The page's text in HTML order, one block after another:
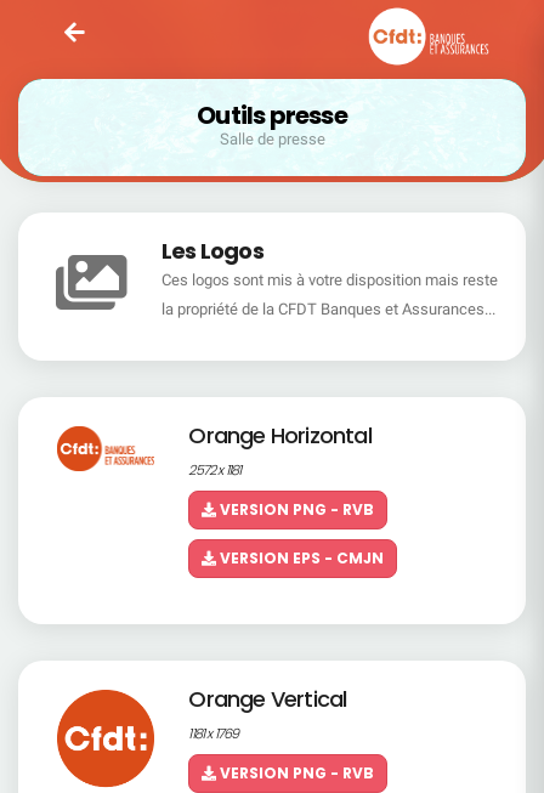
Outils presse
Salle de presse
Les Logos
Ces logos sont mis à votre disposition mais reste
la propriété de la CFDT Banques et Assurances...
Orange Horizontal
2572 x 1181
VERSION PNG - RVB
VERSION EPS - CMJN
Orange Vertical
1181 x 1769
VERSION PNG - RVB